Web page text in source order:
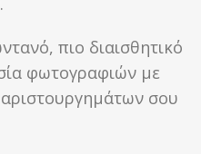
πιο διαισθητικό
φωτογραφιών με
σου